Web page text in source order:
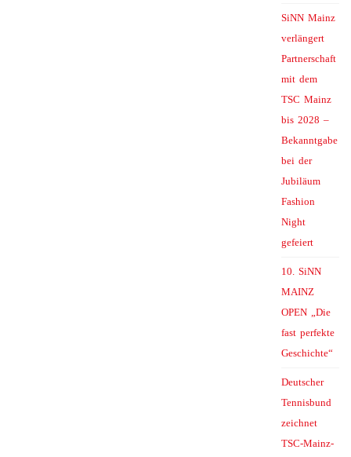
SiNN Mainz
verlängert
Partnerschaft
mit dem
TSC Mainz
bis 2028 –
Bekanntgabe
bei der
Jubiläum
Fashion
Night
gefeiert
10. SiNN
MAINZ
OPEN „Die
fast perfekte
Geschichte“
Deutscher
Tennisbund
zeichnet
TSC-Mainz-